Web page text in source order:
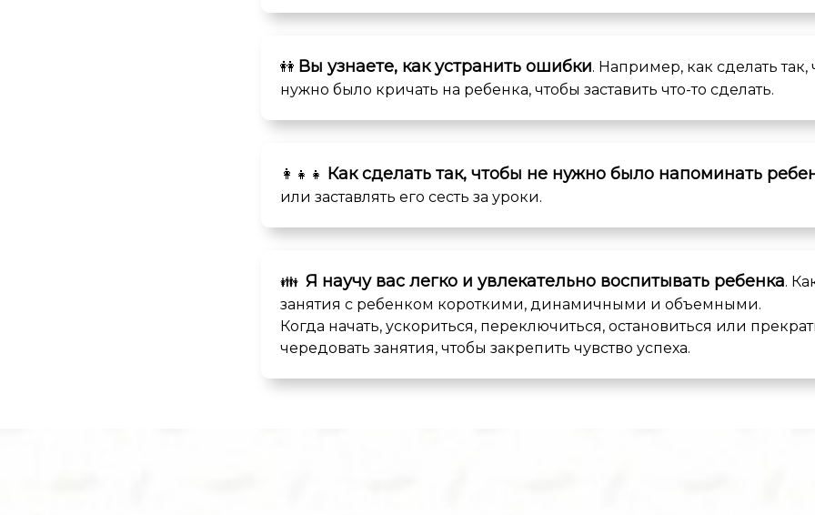
👭 Вы узнаете, как устранить ошибки. Например, как сделать
нужно было кричать на ребенка, чтобы заставить что-то сделать.
👩‍👧‍👧 Как сделать так, чтобы не нужно было напоминать
или заставлять его сесть за уроки.
👪 Я научу вас легко и увлекательно воспитывать ребенка.
занятия с ребенком короткими, динамичными и объемными.
Когда начать, ускориться, переключиться, остановиться или
чередовать занятия, чтобы закрепить чувство успеха.